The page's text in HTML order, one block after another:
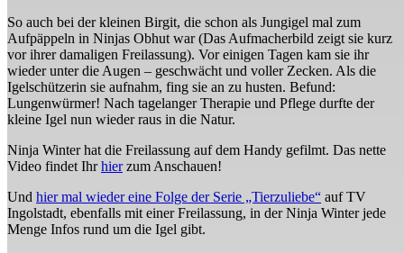
So auch bei der kleinen Birgit, die schon als Jungigel mal zum
Aufpäppeln in Ninjas Obhut war (Das Aufmacherbild zeigt sie kurz
vor ihrer damaligen Freilassung). Vor einigen Tagen kam sie ihr
wieder unter die Augen – geschwächt und voller Zecken. Als die
Igelschützerin sie aufnahm, fing sie an zu husten. Befund:
Lungenwürmer! Nach tagelanger Therapie und Pflege durfte der
kleine Igel nun wieder raus in die Natur.
Ninja Winter hat die Freilassung auf dem Handy gefilmt. Das nette
Video findet Ihrhierzum Anschauen!
Und hier mal wieder eine Folge der Serie „Tierzuliebe“ auf TV
Ingolstadt, ebenfalls mit einer Freilassung, in der Ninja Winter jede
Menge Infos rund um die Igel gibt.